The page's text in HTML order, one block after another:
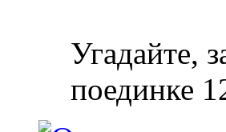
Угадайте,
поединке